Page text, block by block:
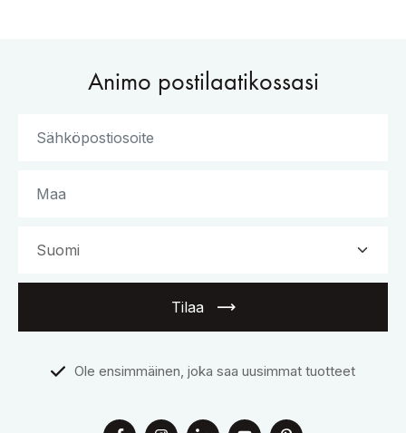
Animo postilaatikossasi
Tilaa
Ole ensimmäinen, joka saa uusimmat tuotteet